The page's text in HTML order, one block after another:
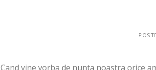
Cand vine vorba de nunta noastra orice